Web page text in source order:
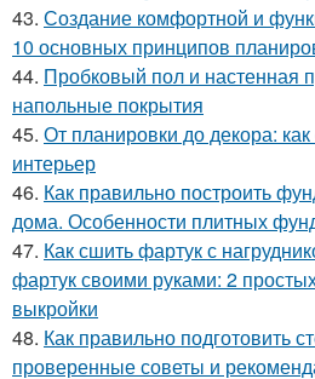
43. Создание комфортной и
10 основных принципов
44. Пробковый пол и настенная
напольные покрытия
45. От планировки до декора:
интерьер
46. Как правильно построить
дома. Особенности плитных
47. Как сшить фартук с
фартук своими руками: 2
выкройки
48. Как правильно подготовить
проверенные советы и